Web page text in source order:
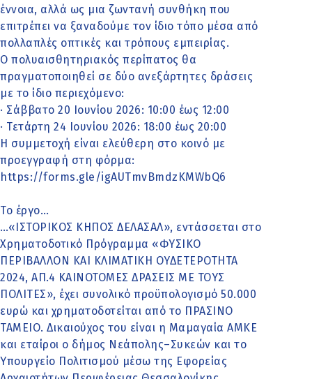
έννοια, αλλά ως μια ζωντανή συνθήκη που
επιτρέπει να ξαναδούμε τον ίδιο τόπο μέσα από
πολλαπλές οπτικές και τρόπους εμπειρίας.
Ο πολυαισθητηριακός περίπατος θα
πραγματοποιηθεί σε δύο ανεξάρτητες δράσεις
με το ίδιο περιεχόμενο:
· Σάββατο 20 Ιουνίου 2026: 10:00 έως 12:00
· Τετάρτη 24 Ιουνίου 2026: 18:00 έως 20:00
Η συμμετοχή είναι ελεύθερη στο κοινό με
προεγγραφή στη φόρμα:
https://forms.gle/igAUTmvBmdzKMWbQ6
Το έργο…
…«ΙΣΤΟΡΙΚΟΣ ΚΗΠΟΣ ΔΕΛΑΣΑΛ», εντάσσεται στο
Χρηματοδοτικό Πρόγραμμα «ΦΥΣΙΚΟ
ΠΕΡΙΒΑΛΛΟΝ ΚΑΙ ΚΛΙΜΑΤΙΚΗ ΟΥΔΕΤΕΡΟΤΗΤΑ
2024, ΑΠ.4 ΚΑΙΝΟΤΟΜΕΣ ΔΡΑΣΕΙΣ ΜΕ ΤΟΥΣ
ΠΟΛΙΤΕΣ», έχει συνολικό προϋπολογισμό 50.000
ευρώ και χρηματοδοτείται από το ΠΡΑΣΙΝΟ
ΤΑΜΕΙΟ. Δικαιούχος του είναι η Μαμαγαία ΑΜΚΕ
και εταίροι ο δήμος Νεάπολης–Συκεών και το
Υπουργείο Πολιτισμού μέσω της Εφορείας